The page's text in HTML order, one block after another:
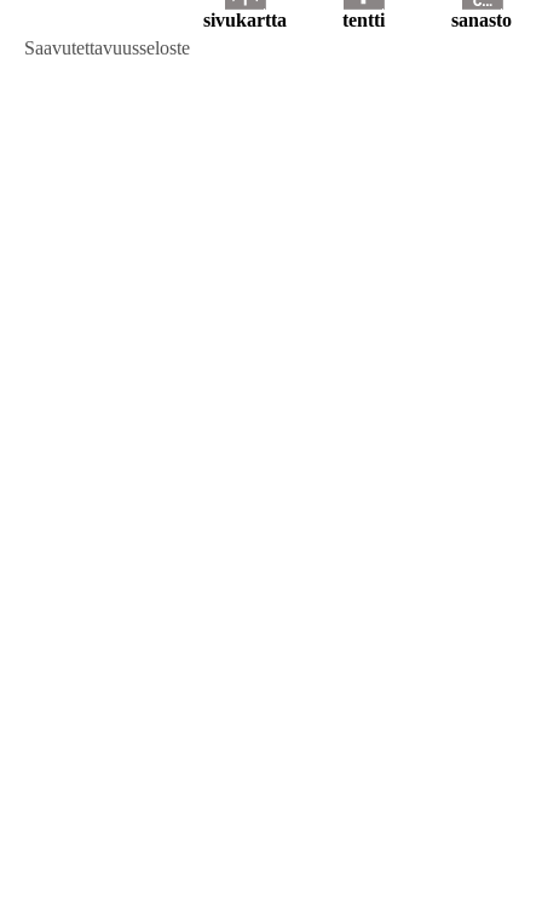
sivukartta tentti
sanasto
Saavutettavuusseloste